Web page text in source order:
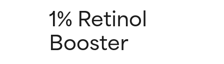
1% Retinol
Booster